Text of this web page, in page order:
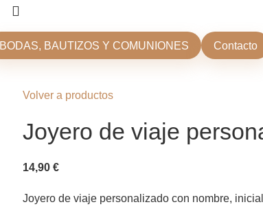
BODAS, BAUTIZOS Y COMUNIONES Contacto
Volver a productos
Joyero de viaje
14,90 €
Joyero de viaje personalizado con nombre,